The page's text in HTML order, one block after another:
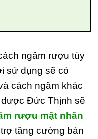
ngâm rượu tùy
sử dụng sẽ có
cách ngâm khác
dược Đức Thịnh sẽ
rượu mật nhân
tăng cường bản